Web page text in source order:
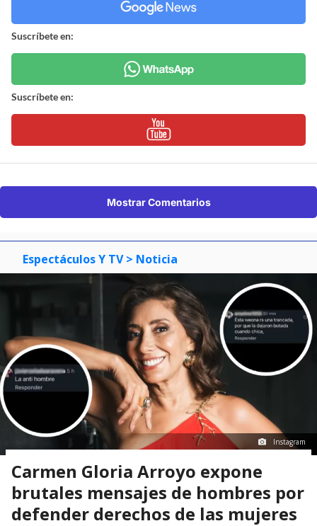
Suscríbete en:
Suscríbete en:
Mostrar Comentarios
Espectáculos Y TV > Noticia
Instagram
Carmen Gloria Arroyo expone
brutales mensajes de hombres por
defender derechos de las mujeres